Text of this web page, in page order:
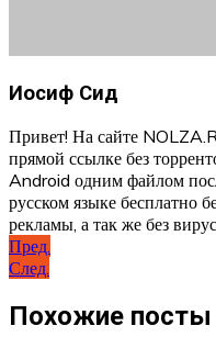
Иосиф Сид
Привет! На сайте
прямой ссылке без
Android одним файлом
русском языке бесплатно
рекламы, а так же без
Навигация
по
записям
Пред.
След.
Похожие посты